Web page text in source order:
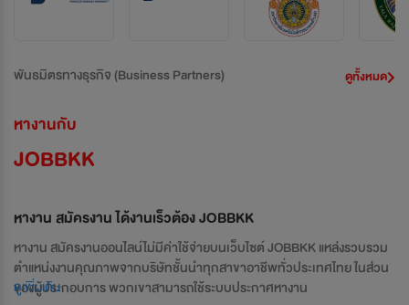
JOBBKK
หางาน สมัครงาน ได้งานเร็วต้อง JOBBKK